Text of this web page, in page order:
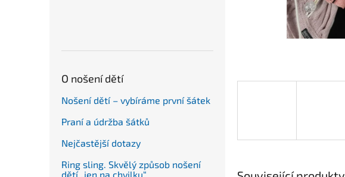
O nošení dětí
Nošení dětí – vybíráme první šátek
Praní a údržba šátků
Nejčastější dotazy
Ring sling. Skvělý způsob nošení
dětí „jen na chvilku“